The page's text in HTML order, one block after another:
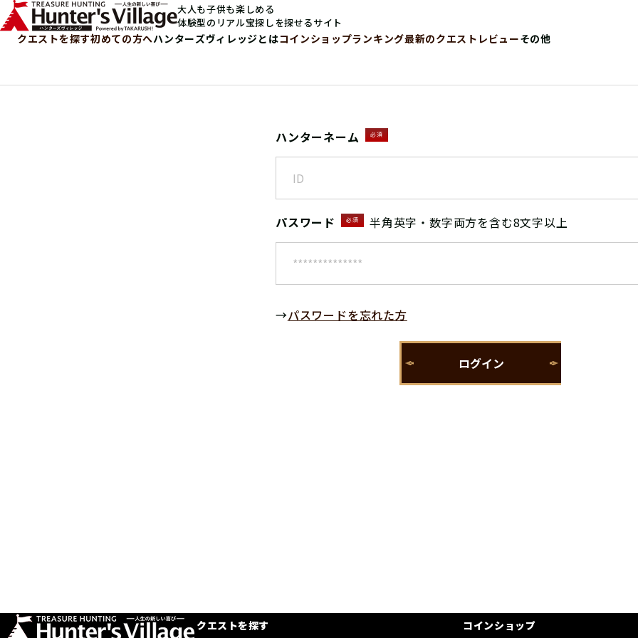
大人も子供も楽しめる
体験型のリアル宝探しを探せるサイト
クエストを探す初めての方へハンターズヴィレッジとはコインショップランキング最新のクエストレビューその他
ハンターネーム 必須
パスワード 必須 半角英字・数字両方を含む8文字以上
→パスワードを忘れた方
クエストを探す コインショップ